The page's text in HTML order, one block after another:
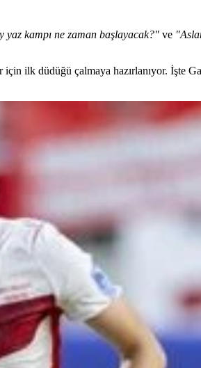
yaz kampı ne zaman başlayacak?" ve
ilk düdüğü çalmaya hazırlanıyor. İşte